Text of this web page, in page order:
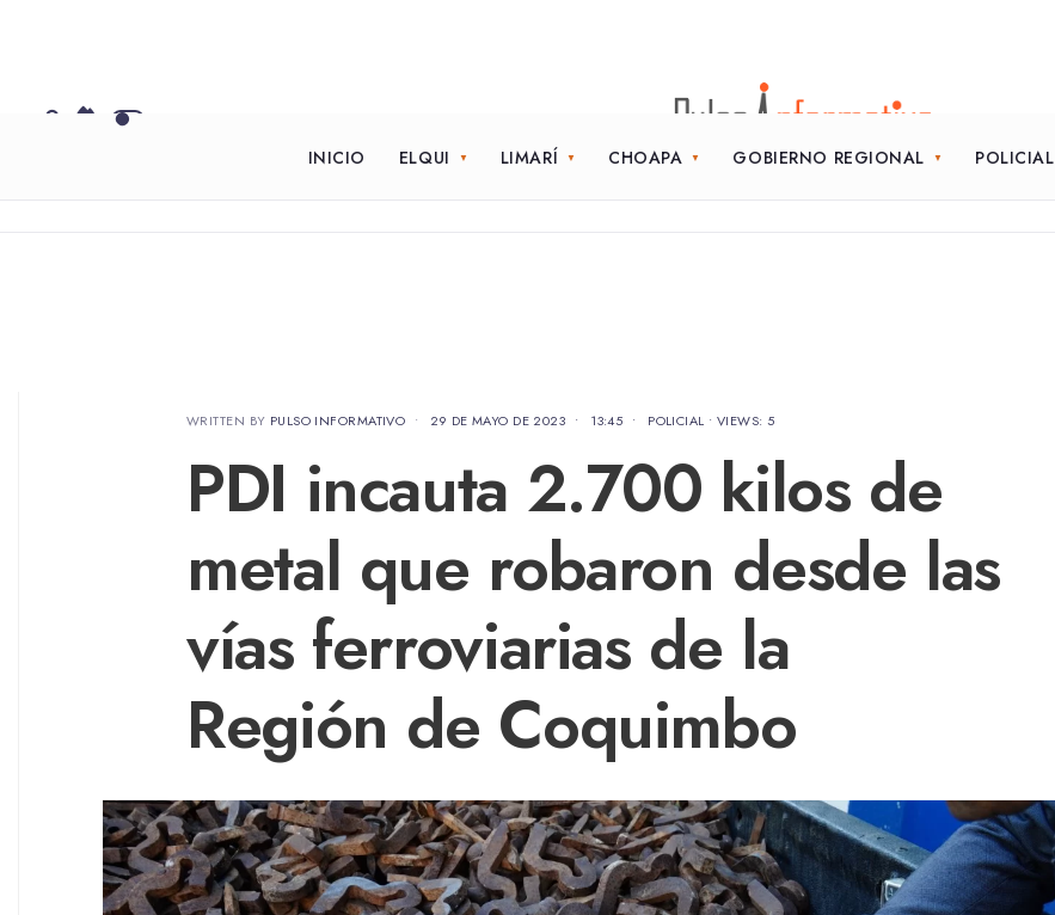
INICIO ELQUI LIMARÍ CHOAPA GOBIERNO REGIONAL POLICIAL
WRITTEN BY PULSO INFORMATIVO • 29 DE MAYO DE 2023 • 13:45 • POLICIAL •VIEWS: 5
PDI incauta 2.700 kilos de
metal que robaron desde las
vías ferroviarias de la
Región de Coquimbo